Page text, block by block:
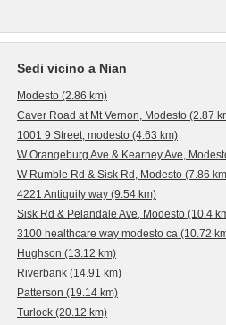
Sedi vicino a Nian
Modesto (2.86 km)
Caver Road at Mt Vernon, Modesto (2.87
1001 9 Street, modesto (4.63 km)
W Orangeburg Ave & Kearney Ave,
W Rumble Rd & Sisk Rd, Modesto (7.86
4221 Antiquity way (9.54 km)
Sisk Rd & Pelandale Ave, Modesto (10.4
3100 healthcare way modesto ca (10.72
Hughson (13.12 km)
Riverbank (14.91 km)
Patterson (19.14 km)
Turlock (20.12 km)